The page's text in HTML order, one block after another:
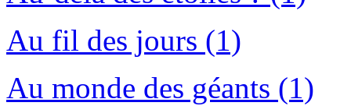
Au fil des jours (1)
Au monde des géants (1)